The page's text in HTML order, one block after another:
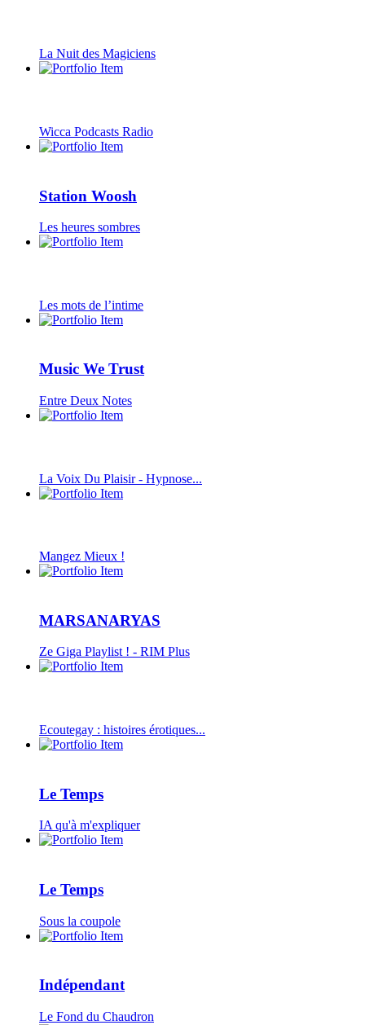
La Nuit des Magiciens
Wicca Podcasts Radio
Station Woosh
Les heures sombres
Les mots de l’intime
Music We Trust
Entre Deux Notes
La Voix Du Plaisir - Hypnose...
Mangez Mieux !
MARSANARYAS
Ze Giga Playlist ! - RIM Plus
Ecoutegay : histoires érotiques...
Le Temps
IA qu'à m'expliquer
Le Temps
Sous la coupole
Indépendant
Le Fond du Chaudron